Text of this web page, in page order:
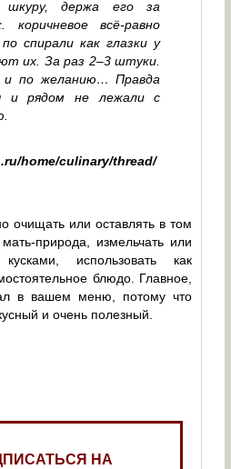
шкуру, держа его за
всё-равно
спирали как глазки у
их. За раз 2–3 штуки.
и по желанию… Правда
и рядом не лежали с
home/culinary/thread/
или оставлять в том
природа, измельчать или
использовать как
блюдо. Главное,
в вашем меню, потому что
и очень полезный.
НА